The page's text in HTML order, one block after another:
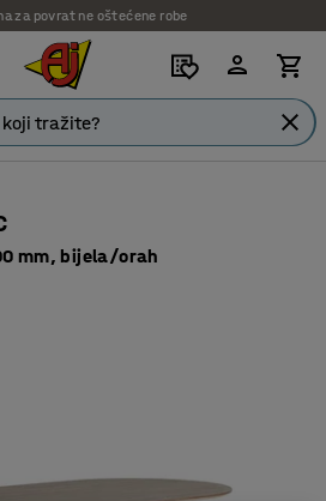
za povrat ne oštećene robe
mm, bijela/orah